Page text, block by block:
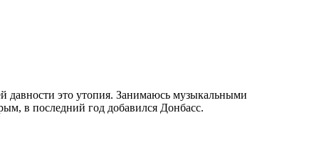
давности это утопия. Занимаюсь музыкальными
в последний год добавился Донбасс.